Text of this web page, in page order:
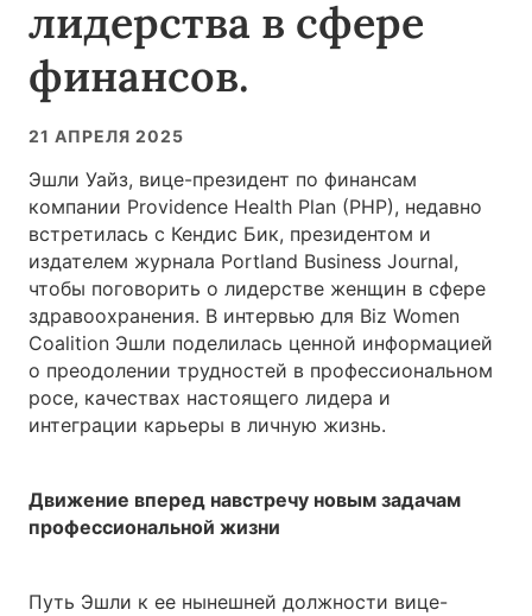
лидерства в сфере
финансов.
21 АПРЕЛЯ 2025
Эшли Уайз, вице-президент по финансам
компании Providence Health Plan (PHP), недавно
встретилась с Кендис Бик, президентом и
издателем журнала Portland Business Journal,
чтобы поговорить о лидерстве женщин в сфере
здравоохранения. В интервью для Biz Women
Coalition Эшли поделилась ценной информацией
о преодолении трудностей в профессиональном
росе, качествах настоящего лидера и
интеграции карьеры в личную жизнь.
Движение вперед навстречу новым задачам
профессиональной жизни
Путь Эшли к ее нынешней должности вице-